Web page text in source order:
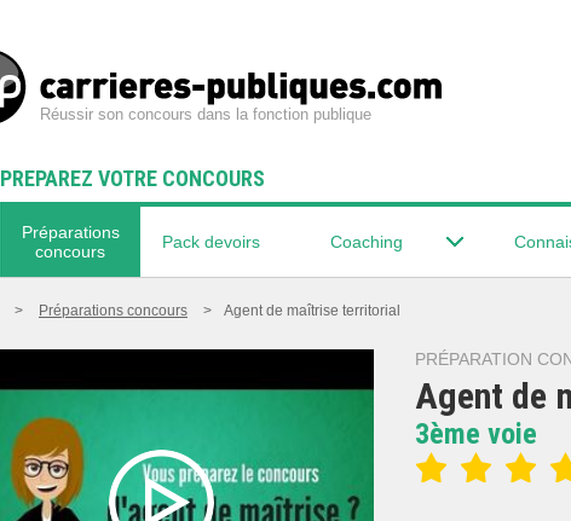
Réussir son concours dans la fonction publique
PREPAREZ VOTRE CONCOURS
Préparations
concours
Pack devoirs Coaching
> Préparations concours > Agent de maîtrise territorial
PRÉPARATION
Agent de
3ème voie